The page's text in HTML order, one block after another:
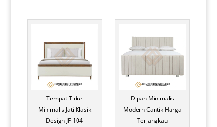
Tempat Tidur
Minimalis Jati Klasik
Design JF-104
Dipan Minimalis
Modern Cantik Harga
Terjangkau